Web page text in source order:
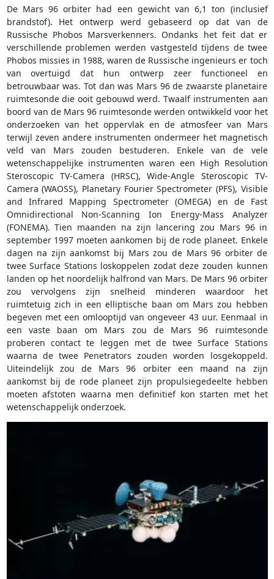
De Mars 96 orbiter had een gewicht van 6,1 ton (inclusief
brandstof). Het ontwerp werd gebaseerd op dat van de
Russische Phobos Marsverkenners. Ondanks het feit dat er
verschillende problemen werden vastgesteld tijdens de twee
Phobos missies in 1988, waren de Russische ingenieurs er toch
van overtuigd dat hun ontwerp zeer functioneel en
betrouwbaar was. Tot dan was Mars 96 de zwaarste planetaire
ruimtesonde die ooit gebouwd werd. Twaalf instrumenten aan
boord van de Mars 96 ruimtesonde werden ontwikkeld voor het
onderzoeken van het oppervlak en de atmosfeer van Mars
terwijl zeven andere instrumenten ondermeer het magnetisch
veld van Mars zouden bestuderen. Enkele van de vele
wetenschappelijke instrumenten waren een High Resolution
Steroscopic TV-Camera (HRSC), Wide-Angle Steroscopic TV-
Camera (WAOSS), Planetary Fourier Spectrometer (PFS), Visible
and Infrared Mapping Spectrometer (OMEGA) en de Fast
Omnidirectional Non-Scanning Ion Energy-Mass Analyzer
(FONEMA). Tien maanden na zijn lancering zou Mars 96 in
september 1997 moeten aankomen bij de rode planeet. Enkele
dagen na zijn aankomst bij Mars zou de Mars 96 orbiter de
twee Surface Stations loskoppelen zodat deze zouden kunnen
landen op het noordelijk halfrond van Mars. De Mars 96 orbiter
zou vervolgens zijn snelheid minderen waardoor het
ruimtetuig zich in een elliptische baan om Mars zou hebben
begeven met een omlooptijd van ongeveer 43 uur. Eenmaal in
een vaste baan om Mars zou de Mars 96 ruimtesonde
proberen contact te leggen met de twee Surface Stations
waarna de twee Penetrators zouden worden losgekoppeld.
Uiteindelijk zou de Mars 96 orbiter een maand na zijn
aankomst bij de rode planeet zijn propulsiegedeelte hebben
moeten afstoten waarna men definitief kon starten met het
wetenschappelijk onderzoek.